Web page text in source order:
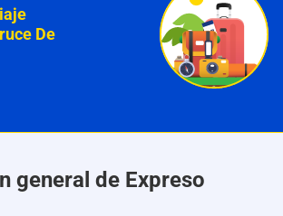
De
general de Expreso